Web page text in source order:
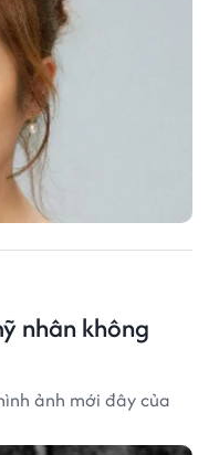
nhân không
ảnh mới đây của